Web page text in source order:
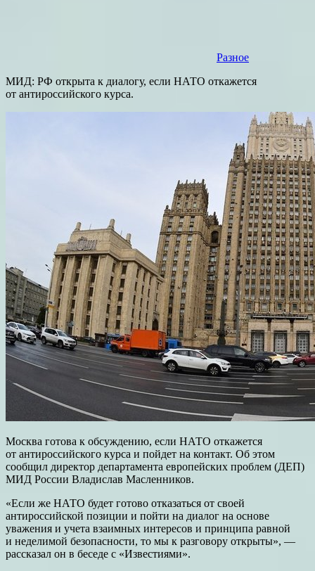
Разное
МИД: РФ открыта к диалогу, если НАТО откажется
от антироссийского курса.
Москва готова к обсуждению, если НАТО откажется
от антироссийского курса и пойдет на контакт. Об этом
сообщил директор департамента европейских проблем (ДЕП)
МИД России Владислав Масленников.
«Если же НАТО будет готово отказаться от своей
антироссийской позиции и пойти на диалог на основе
уважения и учета взаимных интересов и принципа равной
и неделимой безопасности, то мы к разговору открыты», —
рассказал он в беседе с «Известиями».